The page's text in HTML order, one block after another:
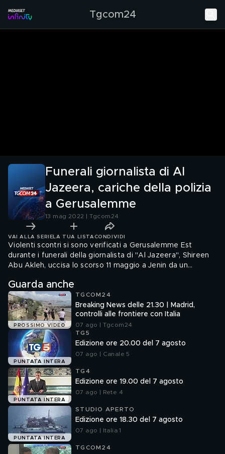
Tgcom24
Funerali giornalista di Al
Jazeera, cariche della polizia
a Gerusalemme
13 mag 2022 | Tgcom24
VAI ALLA SERIE LA TUA LISTA CONDIVIDI
Violenti scontri si sono verificati a Gerusalemme Est
durante i funerali della giornalista di "Al Jazeera", Shireen
Abu Akleh, uccisa lo scorso 11 maggio a Jenin da un
delle Forze di difesa israeliane (Idf). Le violenze sono
avvenute mentre la salma veniva trasferita accompagnata
da un lungo corteo dal Saint Louis French Hospital nel
quartiere di Sheikh Jarrah.
Guarda anche
PROSSIMO VIDEO
TGCOM24
Breaking News delle 21.30 | Madrid,
controlli alle frontiere con Italia
07 ago | Tgcom24
PUNTATA INTERA
TG5
Edizione ore 20.00 del 7 agosto
07 ago | Canale 5
PUNTATA INTERA
TG4
Edizione ore 19.00 del 7 agosto
07 ago | Rete 4
PUNTATA INTERA
STUDIO APERTO
Edizione ore 18.30 del 7 agosto
07 ago | Italia 1
TGCOM24